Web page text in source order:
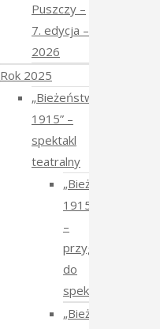
Puszczy –
7. edycja –
2026
Rok 2025
„Bieżeństwo
1915” –
spektakl
teatralny
„Bieżeństwo
1915”
–
przygotowania
do
spektaklu
„Bieżeństwo